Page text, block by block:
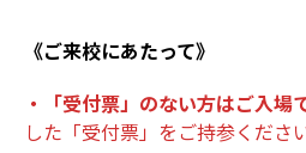
《ご来校にあたって》
・「受付票」のない方はご入場
した「受付票」をご持参くださ